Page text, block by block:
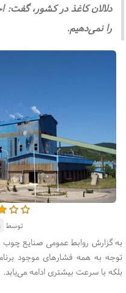
دلالان کاغذ در کشور، گفت:
را نمی‌دهیم.
توسط
به گزارش روابط عمومی صنایع چوب و
توجه به همه فشارهای موجود
بلکه با سرعت بیشتری ادامه می‌یابد.